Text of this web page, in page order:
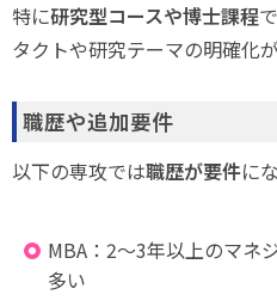
特に研究型コースや博士課程
タクトや研究テーマの明確化
職歴や追加要件
以下の専攻では職歴が要件に
MBA：2〜3年以上のマネ
多い